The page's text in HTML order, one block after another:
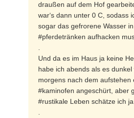
draußen auf dem Hof
war‘s dann unter 0 C, sodass
sogar das gefrorene Wasser
#pferdetränken aufhacken
Und da es im Haus ja keine
habe ich abends als es dunkel
morgens nach dem aufstehen
#kaminofen angeschürt, aber
#rustikale Leben schätze ich ja